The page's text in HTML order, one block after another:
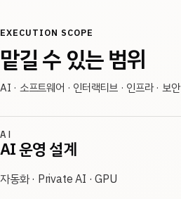
EXECUTION SCOPE
맡길 수 있는 범위
AI · 소프트웨어 · 인터랙티브 · 인프라 · 보안
AI
AI 운영 설계
자동화 · Private AI · GPU